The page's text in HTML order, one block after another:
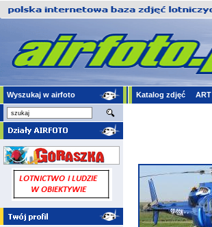
Wyszukaj w airfoto Katalog zdjęć ART